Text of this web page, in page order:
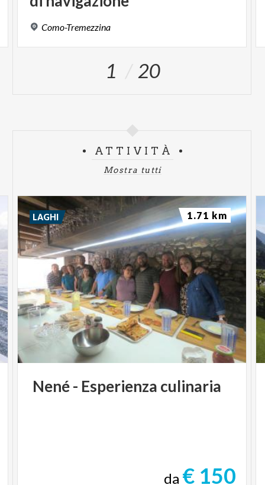
Como-Tremezzina
1 20
ATTIVITÀ
Mostra tutti
Nené- Esperienza culinaria
da € 150
LAGHI 1.71 km